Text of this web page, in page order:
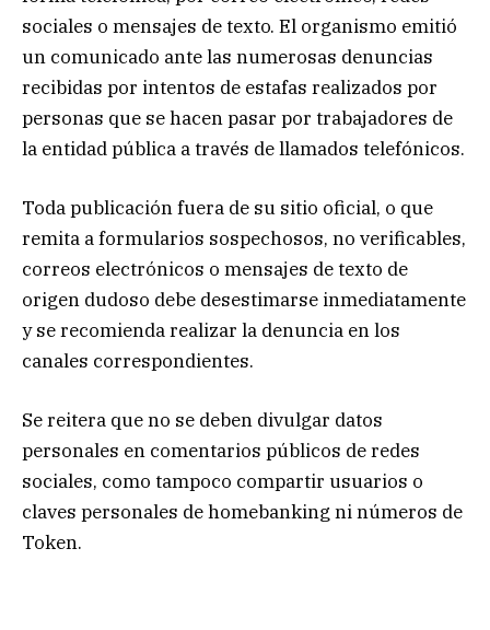
sociales o mensajes de texto. El organismo emitió
un comunicado ante las numerosas denuncias
recibidas por intentos de estafas realizados por
personas que se hacen pasar por trabajadores de
la entidad pública a través de llamados telefónicos.
Toda publicación fuera de su sitio oficial, o que
remita a formularios sospechosos, no verificables,
correos electrónicos o mensajes de texto de
origen dudoso debe desestimarse inmediatamente
y se recomienda realizar la denuncia en los
canales correspondientes.
Se reitera que no se deben divulgar datos
personales en comentarios públicos de redes
sociales, como tampoco compartir usuarios o
claves personales de homebanking ni números de
Token.